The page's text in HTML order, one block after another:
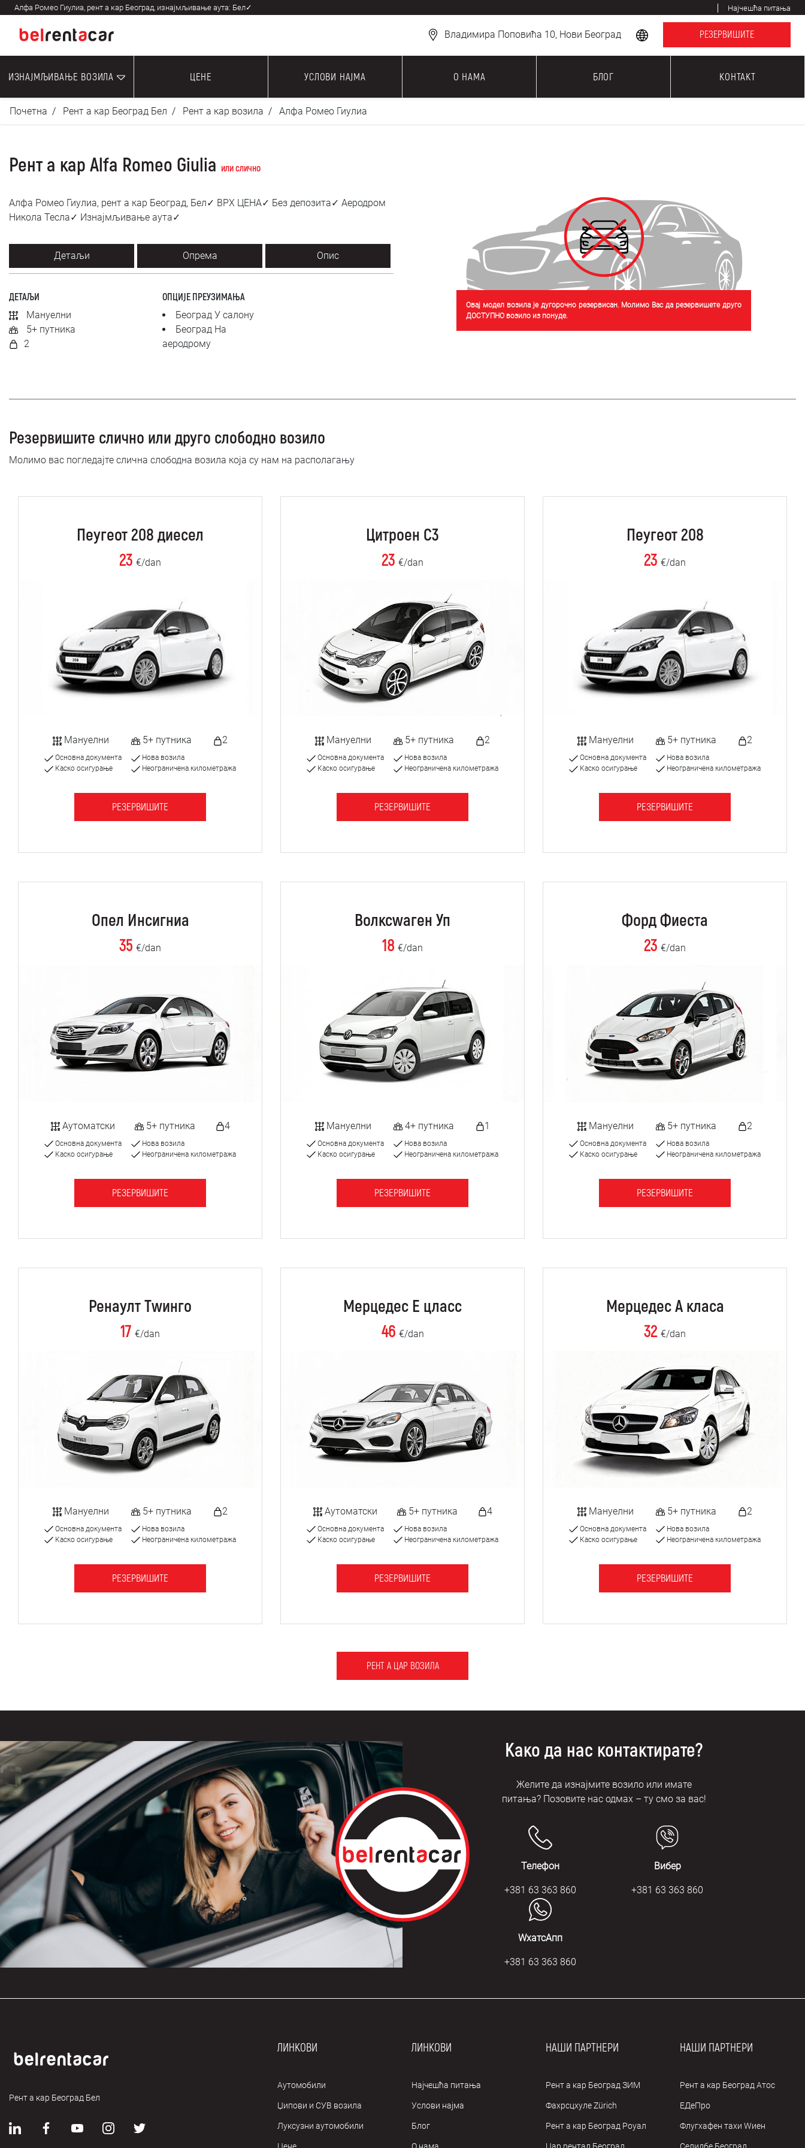
Алфа Ромео Гиулиа, рент а кар Београд, изнајмљивање аута: Бел✓ Најчешћа питања
Владимира Поповића 10, Нови Београд РЕЗЕРВИШИТЕ
ИЗНАЈМЉИВАЊЕ ВОЗИЛА ЦЕНЕ УСЛОВИ НАЈМА О НАМА БЛОГ КОНТАКТ
Почетна Рент а кар Београд Бел Рент а кар возила Алфа Ромео Гиулиа
Рент а кар Alfa Romeo Giulia или слично
Алфа Ромео Гиулиа, рент а кар Београд, Бел✓ ВРХ ЦЕНА✓ Без депозита✓ Аеродром
Никола Тесла✓ Изнајмљивање аута✓
Детаљи Опрема Опис
ДЕТАЉИ
Мануелни
5+ путника
2
ОПЦИЈЕ ПРЕУЗИМАЊА
Београд У салону
Београд На
аеродрому
Овај модел возила је дугорочно резервисан. Молимо Вас да резервишете друго
ДОСТУПНО возило из понуде.
Резервишите слично или друго слободно возило
Молимо вас погледајте слична слободна возила која су нам на располагању
Пеугеот 208 диесел
23 €/dan
Мануелни 5+ путника 2
Основна документа
Каско осигурање
Нова возила
Неограничена километража
РЕЗЕРВИШИТЕ
Цитроен C3
23 €/dan
Мануелни 5+ путника 2
Основна документа
Каско осигурање
Нова возила
Неограничена километража
РЕЗЕРВИШИТЕ
Пеугеот 208
23 €/dan
Мануелни 5+ путника 2
Основна документа
Каско осигурање
Нова возила
Неограничена километража
РЕЗЕРВИШИТЕ
Опел Инсигниа
35 €/dan
Аутоматски 5+ путника 4
Основна документа
Каско осигурање
Нова возила
Неограничена километража
РЕЗЕРВИШИТЕ
Волксwаген Уп
18 €/dan
Мануелни 4+ путника 1
Основна документа
Каско осигурање
Нова возила
Неограничена километража
РЕЗЕРВИШИТЕ
Форд Фиеста
23 €/dan
Мануелни 5+ путника 2
Основна документа
Каско осигурање
Нова возила
Неограничена километража
РЕЗЕРВИШИТЕ
Ренаулт Тwинго
17 €/dan
Мануелни 5+ путника 2
Основна документа
Каско осигурање
Нова возила
Неограничена километража
РЕЗЕРВИШИТЕ
Мерцедес Е цласс
46 €/dan
Аутоматски 5+ путника 4
Основна документа
Каско осигурање
Нова возила
Неограничена километража
РЕЗЕРВИШИТЕ
Мерцедес А класа
32 €/dan
Мануелни 5+ путника 2
Основна документа
Каско осигурање
Нова возила
Неограничена километража
РЕЗЕРВИШИТЕ
РЕНТ А ЦАР ВОЗИЛА
Како да нас контактирате?
Желите да изнајмите возило или имате
питања? Позовите нас одмах – ту смо за вас!
Телефон
+381 63 363 860
Вибер
+381 63 363 860
WхатсАпп
+381 63 363 860
Рент а кар Београд Бел
ЛИНКОВИ
Аутомобили
Џипови и СУВ возила
Луксузни аутомобили
ЛИНКОВИ
Најчешћа питања
Услови најма
Блог
НАШИ ПАРТНЕРИ
Рент а кар Београд ЗИМ
Фахрсцхуле Zürich
Рент а кар Београд Роyал
НАШИ ПАРТНЕРИ
Рент а кар Београд Атос
ЕДеПро
Флугхафен таxи Wиен